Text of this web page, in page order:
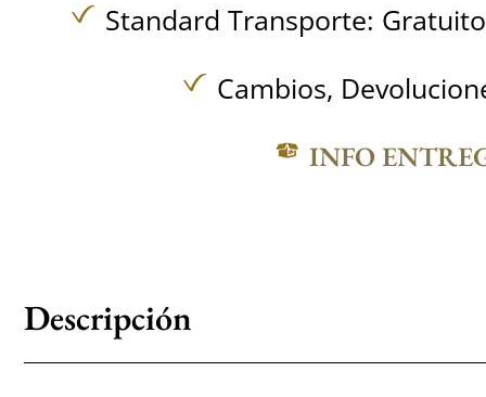
Standard Transporte:
Cambios,
INFO
Descripción